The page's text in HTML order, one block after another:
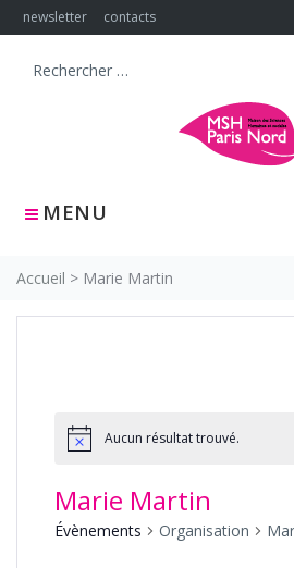
Skip
to
newsletter contacts
MENU
Search
Accueil > Marie Martin
Aucun résultat trouvé.
Marie Martin
Évènements Organisation